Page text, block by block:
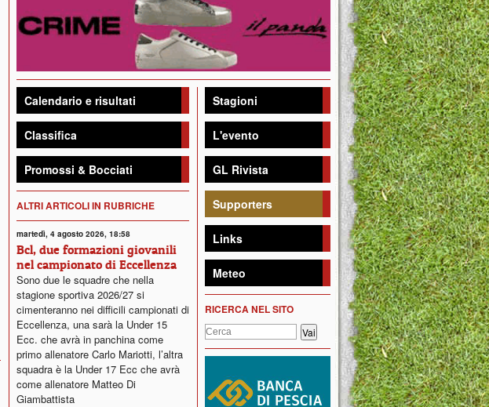
Calendario e risultati
Classifica
Promossi & Bocciati
ALTRI ARTICOLI IN RUBRICHE
martedì, 4 agosto 2026, 18:58
Bcl, due formazioni giovanili
nel campionato di Eccellenza
Sono due le squadre che nella
stagione sportiva 2026/27 si
cimenteranno nei difficili campionati di
Eccellenza, una sarà la Under 15
Ecc. che avrà in panchina come
primo allenatore Carlo Mariotti, l’altra
squadra è la Under 17 Ecc che avrà
come allenatore Matteo Di
Giambattista
Stagioni
L'evento
GL Rivista
Supporters
Links
Meteo
RICERCA NEL SITO